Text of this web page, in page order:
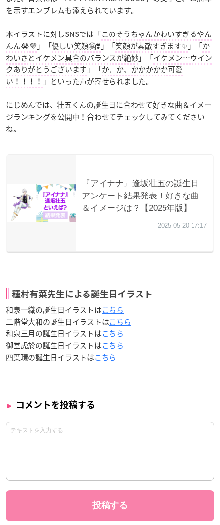
を示すエンブレムも添えられています。
本イラストに対しSNSでは「このそうちゃんかわいすぎるやん
んん😭💜 」「優しい笑顔🤗❣️ 」「笑顔が素敵すぎます✨」「か
わいさとイケメン具合のバランスが絶妙」「イケメン…ウイン
クありがとうございます 」「か、か、かかかかか可愛
い！！！！ 」といった声が寄せられました。
にじめんでは、壮五くんの誕生日に合わせて好きな曲＆イメー
ジランキングを公開中！合わせてチェックしてみてください
ね。
種村有菜先生による誕生日イラスト
和泉一織の誕生日イラストはこちら
二階堂大和の誕生日イラストはこちら
和泉三月の誕生日イラストはこちら
御堂虎於の誕生日イラストはこちら
四葉環の誕生日イラストはこちら
コメントを投稿する